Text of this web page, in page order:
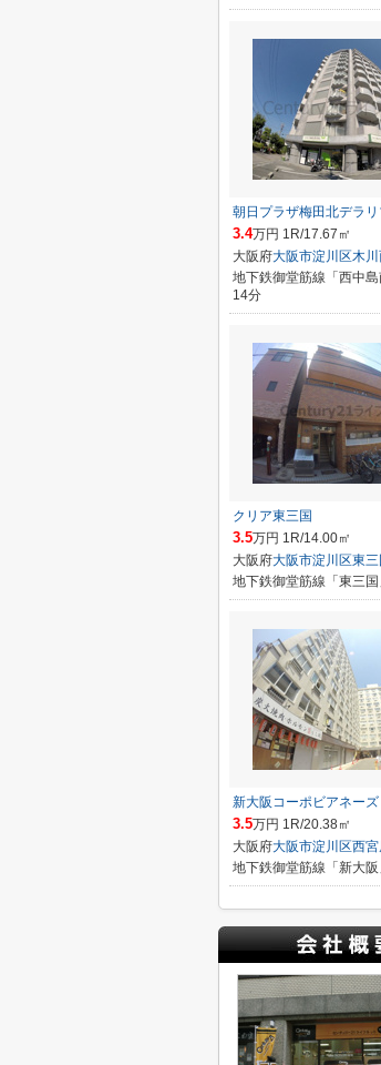
朝日プラザ梅田北デラリ
3.4万円 1R/17.67㎡
大阪府大阪市淀川区木
地下鉄御堂筋線「西中
14分
クリア東三国
3.5万円 1R/14.00㎡
大阪府大阪市淀川区東三
地下鉄御堂筋線「東三
新大阪コーポビアネーズ
3.5万円 1R/20.38㎡
大阪府大阪市淀川区西
地下鉄御堂筋線「新大